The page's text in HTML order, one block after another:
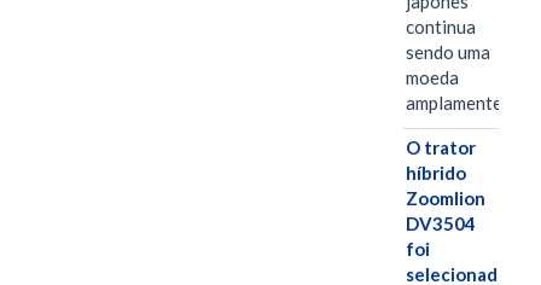
continua
sendo uma
moeda
amplamente…
O trator
híbrido
Zoomlion
DV3504
foi
selecionado